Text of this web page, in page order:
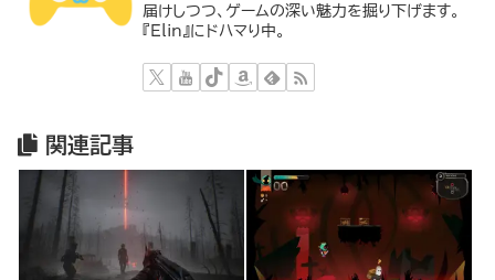
届けしつつ、ゲームの深い魅力を掘り下げます。
『Elin』にドハマり中。
関連記事